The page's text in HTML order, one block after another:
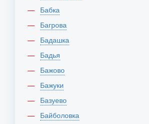
Бабка
Багрова
Бадашка
Бадья
Бажово
Бажуки
Базуево
Байболовка